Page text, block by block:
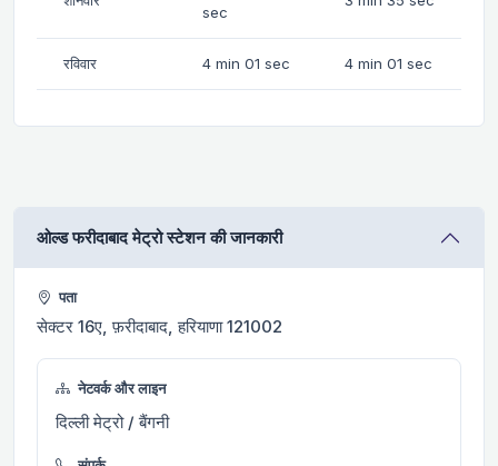
sec
रविवार 4 min 01 sec 4 min 01 sec
ओल्ड फरीदाबाद मेट्रो स्टेशन की जानकारी
पता
सेक्टर 16ए, फ़रीदाबाद, हरियाणा 121002
नेटवर्क और लाइन
दिल्ली मेट्रो / बैंगनी